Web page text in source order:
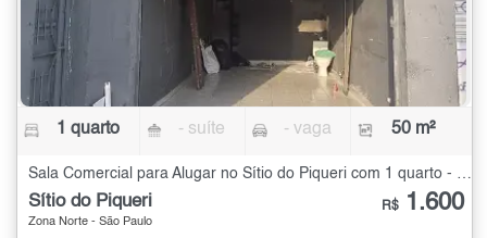
1 quarto - suíte - vaga 50 m²
Sala Comercial para Alugar no Sítio do Piqueri com 1 quarto - 50 m²
Sítio do Piqueri
Zona Norte - São Paulo
R$ 1.600